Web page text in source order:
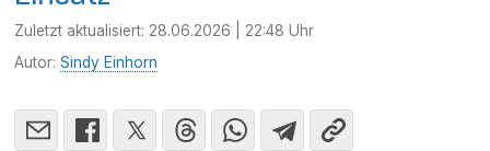
Zuletzt aktualisiert: 28.06.2026 | 22:48 Uhr
Autor:Sindy Einhorn